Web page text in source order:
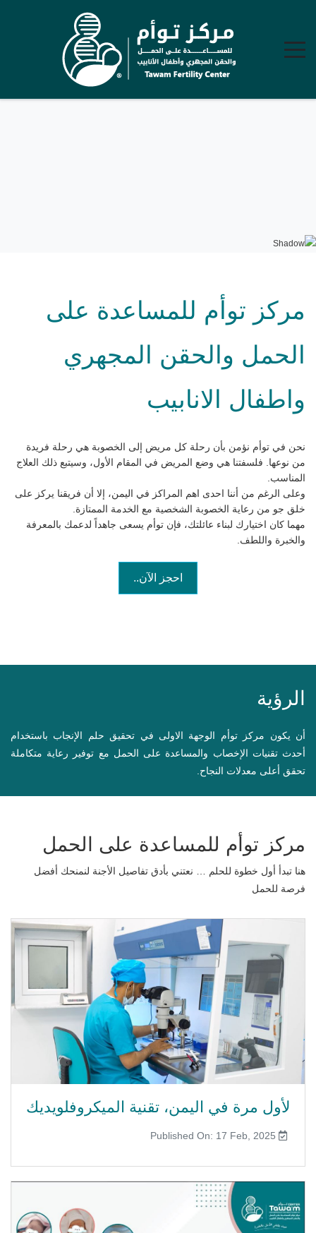
مركز توأم للمساعدة على
الحمل والحقن المجهري
واطفال الانابيب
نحن في توأم نؤمن بأن رحلة كل مريض إلى الخصوبة هي رحلة فريدة
من نوعها. فلسفتنا هي وضع المريض في المقام الأول، وسيتبع ذلك العلاج
المناسب.
وعلى الرغم من أننا احدى اهم المراكز في اليمن، إلا أن فريقنا يركز على
خلق جو من رعاية الخصوبة الشخصية مع الخدمة الممتازة.
مهما كان اختيارك لبناء عائلتك، فإن توأم يسعى جاهداً لدعمك بالمعرفة
والخبرة واللطف.
احجز الآن..
الرؤية
أن يكون مركز توأم الوجهة الاولى في تحقيق حلم الإنجاب باستخدام
أحدث تقنيات الإخصاب والمساعدة على الحمل مع توفير رعاية متكاملة
تحقق أعلى معدلات النجاح.
مركز توأم للمساعدة على الحمل
هنا تبدأ أول خطوة للحلم … نعتني بأدق تفاصيل الأجنة لنمنحك أفضل
فرصة للحمل
لأول مرة في اليمن، تقنية الميكروفلويديك